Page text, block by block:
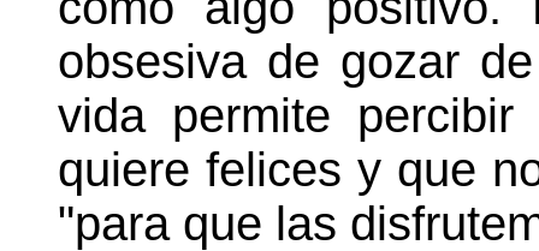
obsesiva de gozar
vida permite
quiere felices y que
"para que las